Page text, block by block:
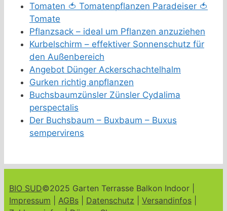
Tomaten 🍅 Tomatenpflanzen Paradeiser 🍅
Tomate
Pflanzsack – ideal um Pflanzen anzuziehen
Kurbelschirm – effektiver Sonnenschutz für
den Außenbereich
Angebot Dünger Ackerschachtelhalm
Gurken richtig anpflanzen
Buchsbaumzünsler Zünsler Cydalima
perspectalis
Der Buchsbaum – Buxbaum – Buxus
sempervirens
BIO SUD©2025 Garten Terrasse Balkon Indoor |
Impressum
AGBs Datenschutz Versandinfos